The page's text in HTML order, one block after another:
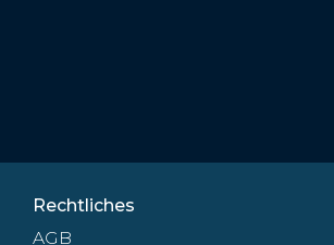
Rechtliches
AGB